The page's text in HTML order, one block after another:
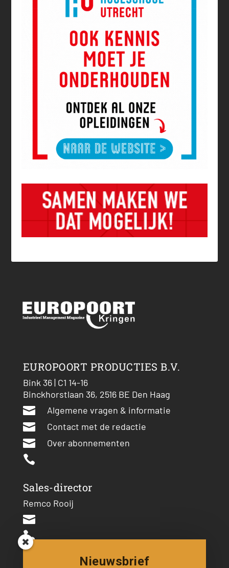
EUROPOORT PRODUCTIES B.V.
Bink 36 | C1 14-16
Binckhorstlaan 36, 2516 BE Den Haag
 Algemene vragen & informatie
 Contact met de redactie
 Over abonnementen

Sales-director
Remco Rooij


HoofdredacteurNieuwsbrief